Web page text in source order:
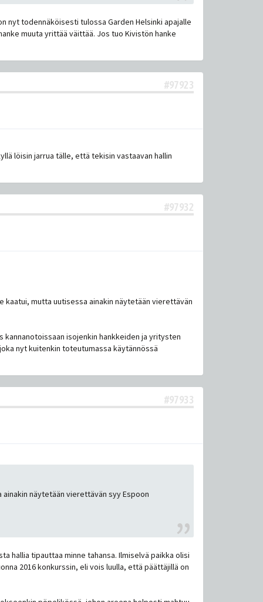
nyt todennäköisesti tulossa Garden Helsinki apajalle
muuta yrittää väittää. Jos tuo Kivistön hanke
#97923
löisin jarrua tälle, että tekisin vastaavan hallin
#97932
kaatui, mutta uutisessa ainakin näytetään vierettävän
kannanotoissaan isojenkin hankkeiden ja yritysten
nyt kuitenkin toteutumassa käytännössä
#97933
näytetään vierettävän syy Espoon
hallia tipauttaa minne tahansa. Ilmiselvä paikka olisi
2016 konkurssin, eli vois luulla, että päättäjillä on